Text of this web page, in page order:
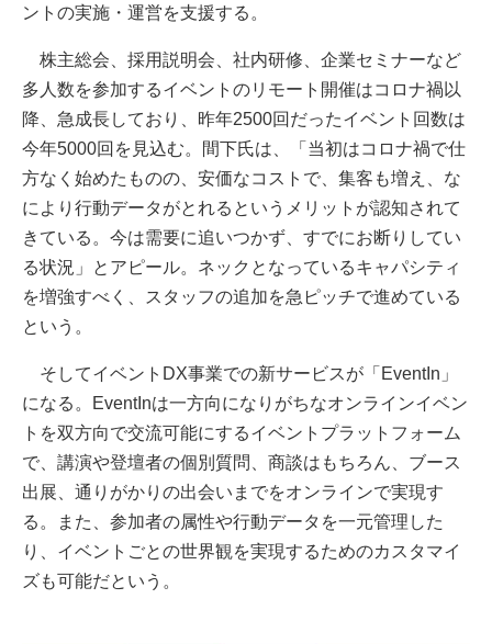
ントの実施・運営を支援する。
株主総会、採用説明会、社内研修、企業セミナーなど
多人数を参加するイベントのリモート開催はコロナ禍以
降、急成長しており、昨年2500回だったイベント回数は
今年5000回を見込む。間下氏は、「当初はコロナ禍で仕
方なく始めたものの、安価なコストで、集客も増え、な
により行動データがとれるというメリットが認知されて
きている。今は需要に追いつかず、すでにお断りしてい
る状況」とアピール。ネックとなっているキャパシティ
を増強すべく、スタッフの追加を急ピッチで進めている
という。
そしてイベントDX事業での新サービスが「EventIn」
になる。EventInは一方向になりがちなオンラインイベン
トを双方向で交流可能にするイベントプラットフォーム
で、講演や登壇者の個別質問、商談はもちろん、ブース
出展、通りがかりの出会いまでをオンラインで実現す
る。また、参加者の属性や行動データを一元管理した
り、イベントごとの世界観を実現するためのカスタマイ
ズも可能だという。